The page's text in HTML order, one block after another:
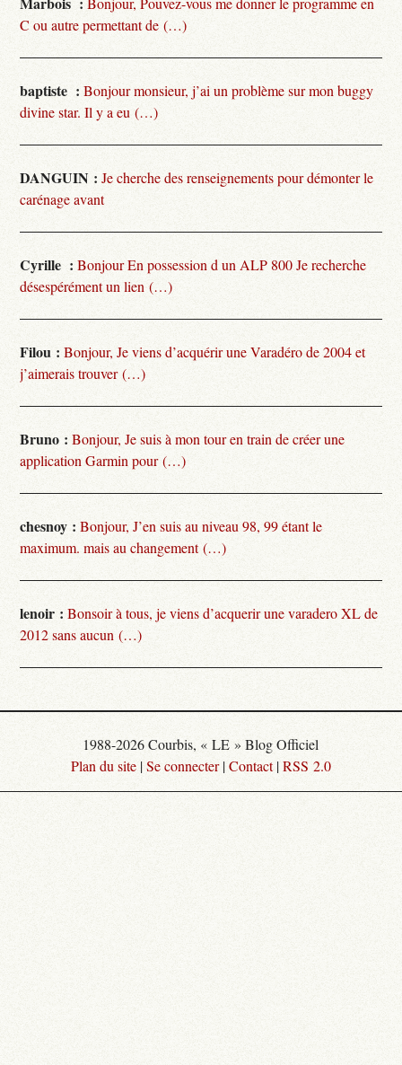
C ou autre permettant de (…)
baptiste : Bonjour monsieur, j’ai un problème sur mon buggy
divine star. Il y a eu (…)
DANGUIN : Je cherche des renseignements pour démonter le
carénage avant
Cyrille : Bonjour En possession d un ALP 800 Je recherche
désespérément un lien (…)
Filou : Bonjour, Je viens d’acquérir une Varadéro de 2004 et
j’aimerais trouver (…)
Bruno : Bonjour, Je suis à mon tour en train de créer une
application Garmin pour (…)
chesnoy : Bonjour, J’en suis au niveau 98, 99 étant le
maximum. mais au changement (…)
lenoir : Bonsoir à tous, je viens d’acquerir une varadero XL de
2012 sans aucun (…)
1988-2026 Courbis, « LE » Blog Officiel
Plan du site |Se connecter|Contact|RSS 2.0